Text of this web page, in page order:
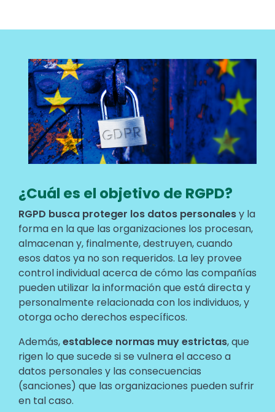
Media
Image
Text
¿Cuál es el objetivo de RGPD?
RGPD busca proteger los datos personalesy la
forma en la que las organizaciones los procesan,
almacenan y, finalmente, destruyen, cuando
esos datos ya no son requeridos. La ley provee
control individual acerca de cómo las compañías
pueden utilizar la información que está directa y
personalmente relacionada con los individuos, y
otorga ocho derechos específicos.
Además,establece normas muy estrictas, que
rigen lo que sucede si se vulnera el acceso a
datos personales y las consecuencias
(sanciones) que las organizaciones pueden sufrir
en tal caso.